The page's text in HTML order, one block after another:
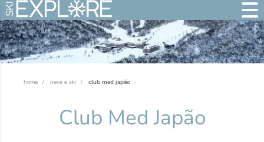
home neve e ski club med japão
Club Med Japão